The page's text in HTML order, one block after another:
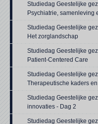
Studiedag Geestelijke
Psychiatrie, samenleving
Studiedag Geestelijke
Het zorglandschap
Studiedag Geestelijke
Patient-Centered Care
Studiedag Geestelijke
Therapeutische kaders
Studiedag Geestelijke
innovaties - Dag 2
Studiedag Geestelijke